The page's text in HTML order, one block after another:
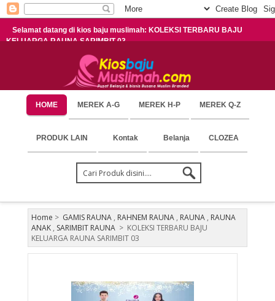
Selamat datang di kios baju muslimah: KOLEKSI TERBARU BAJU
KELUARGA RAUNA SARIMBIT 03
HOME MEREK A-G MEREK H-P MEREK Q-Z
PRODUK LAIN Kontak Belanja CLOZEA
Home > GAMIS RAUNA, RAHNEM RAUNA, RAUNA, RAUNA
ANAK, SARIMBIT RAUNA > KOLEKSI TERBARU BAJU
KELUARGA RAUNA SARIMBIT 03